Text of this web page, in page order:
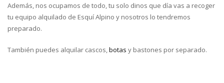
Además, nos ocupamos de todo, tu solo dinos que día vas a recoger
tu equipo alquilado de Esquí Alpino y nosotros lo tendremos
preparado.
También puedes alquilar cascos, botas y bastones por separado.